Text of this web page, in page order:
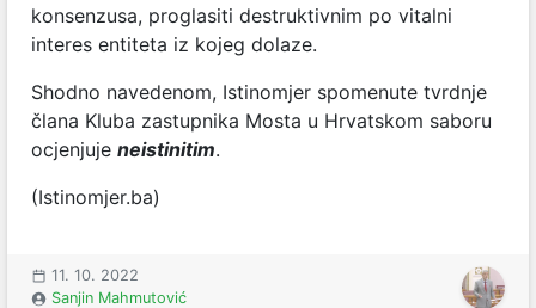
konsenzusa, proglasiti destruktivnim po vitalni
interes entiteta iz kojeg dolaze.
Shodno navedenom, Istinomjer spomenute tvrdnje
člana Kluba zastupnika Mosta u Hrvatskom saboru
ocjenjuje neistinitim.
(Istinomjer.ba)
11. 10. 2022
Sanjin Mahmutović